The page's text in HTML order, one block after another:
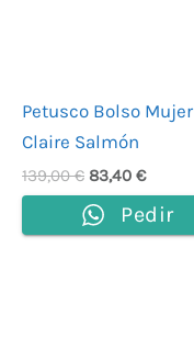
Petusco Bolso Mujer
Claire Salmón
139,00€ 83,40 €
Pedir